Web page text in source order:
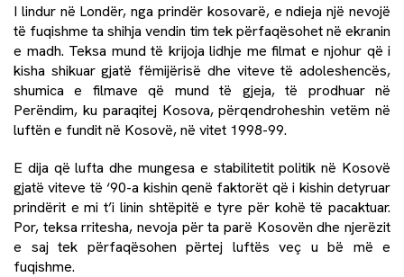
I lindur në Londër, nga prindër kosovarë, e ndieja një nevojë
të fuqishme ta shihja vendin tim tek përfaqësohet në ekranin
e madh. Teksa mund të krijoja lidhje me filmat e njohur që i
kisha shikuar gjatë fëmijërisë dhe viteve të adoleshencës,
shumica e filmave që mund të gjeja, të prodhuar në
Perëndim, ku paraqitej Kosova, përqendroheshin vetëm në
luftën e fundit në Kosovë, në vitet 1998-99.
E dija që lufta dhe mungesa e stabilitetit politik në Kosovë
gjatë viteve të ‘90-a kishin qenë faktorët që i kishin detyruar
prindërit e mi t’i linin shtëpitë e tyre për kohë të pacaktuar.
Por, teksa rritesha, nevoja për ta parë Kosovën dhe njerëzit
e saj tek përfaqësohen përtej luftës veç u bë më e
fuqishme.